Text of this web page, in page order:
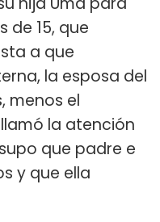
de 15, que
a que
la esposa del
menos el
la atención
que padre e
y que ella